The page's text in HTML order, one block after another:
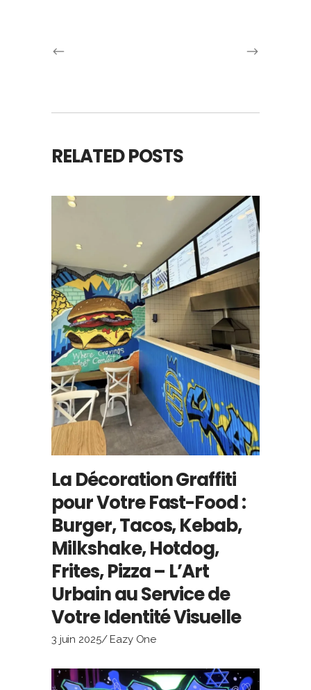
RELATED POSTS
La Décoration Graffiti
pour Votre Fast-Food :
Burger, Tacos, Kebab,
Milkshake, Hotdog,
Frites, Pizza – L’Art
Urbain au Service de
Votre Identité Visuelle
3 juin 2025 Eazy One